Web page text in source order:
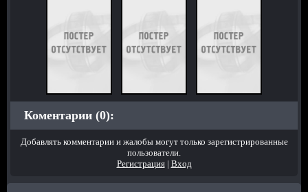
Коментарии (0):
Добавлять комментарии и жалобы могут только зарегистрированные
пользователи.
Регистрация| Вход